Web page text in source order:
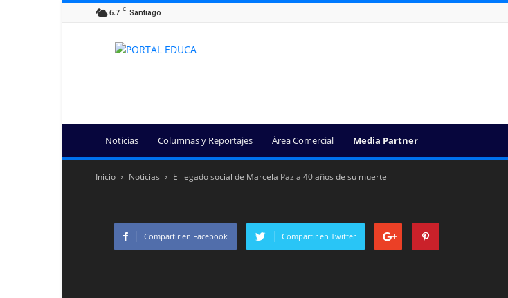
6.7 C Santiago
Portal
Noticias Columnas y Reportajes Área Comercial Media Partner
Inicio Noticias El legado social de Marcela Paz a 40 años de su muerte
Compartir en Facebook Compartir en Twitter